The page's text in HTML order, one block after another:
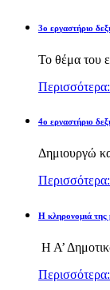
3ο εργαστήριο
Το θέμα του
4ο εργαστήριο
Δημιουργώ
H κληρονομιά της
Η Α’